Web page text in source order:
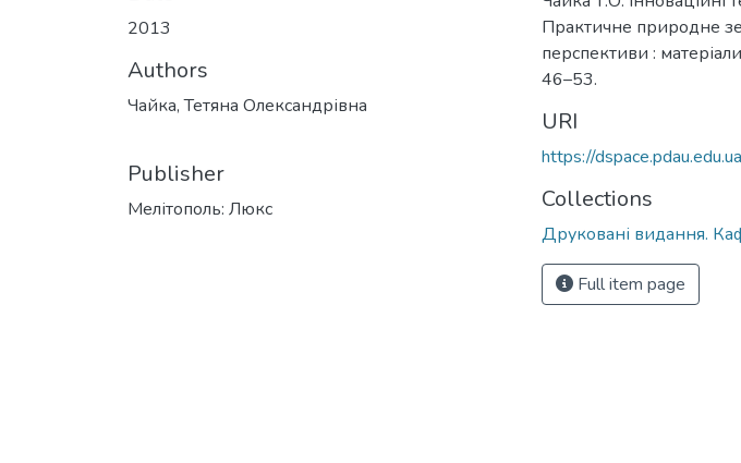
2013
Authors
Чайка, Тетяна Олександрівна
Publisher
Мелітополь: Люкс
Практичне природне
перспективи :
46–53.
URI
https://
Collections
Друковані видання.
Full item page